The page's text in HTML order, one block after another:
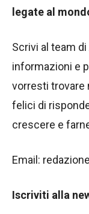
legate al
Scrivi al team
informazioni e
vorresti trovare
felici di
crescere e
Email:
Iscriviti alla